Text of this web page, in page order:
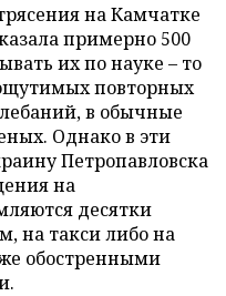
на Камчатке
примерно 500
их по науке – то
повторных
в обычные
Однако в эти
Петропавловска
на
десятки
на такси либо на
обостренными